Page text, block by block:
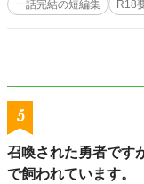
れた隣国
す！！
一話完結の短編集
R18
5
召喚された勇者です
で飼われています。